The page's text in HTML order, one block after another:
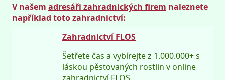
V našem adresáři zahradnických firem naleznete
například toto zahradnictví:
Zahradnictví FLOS
Šetřete čas a vybírejte z 1.000.000+ s
láskou pěstovaných rostlin v online